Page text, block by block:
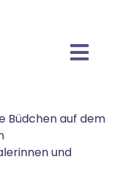
Büdchen auf dem
und